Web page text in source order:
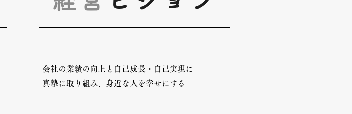
会社の業績の向上と自己成長・自己実現に
真摯に 取り組み、身近な人を幸せにする